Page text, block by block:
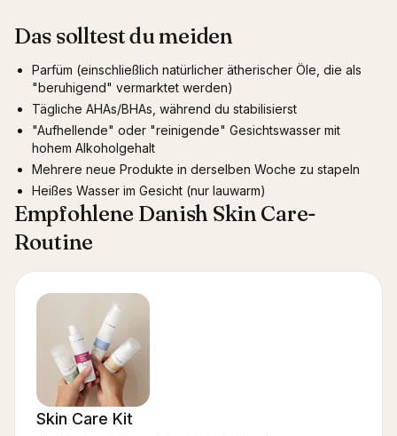
Das solltest du meiden
Parfüm (einschließlich natürlicher ätherischer Öle, die als
"beruhigend" vermarktet werden)
Tägliche AHAs/BHAs, während du stabilisierst
"Aufhellende" oder "reinigende" Gesichtswasser mit
hohem Alkoholgehalt
Mehrere neue Produkte in derselben Woche zu stapeln
Heißes Wasser im Gesicht (nur lauwarm)
Empfohlene Danish Skin Care-
Routine
Skin Care Kit